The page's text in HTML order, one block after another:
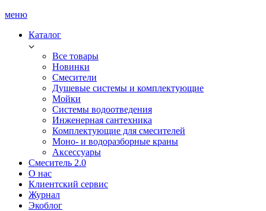
меню
Каталог
Все товары
Новинки
Смесители
Душевые системы и комплектующие
Мойки
Системы водоотведения
Инженерная сантехника
Комплектующие для смесителей
Моно- и водоразборные краны
Аксессуары
Смеситель 2.0
О нас
Клиентский сервис
Журнал
Экоблог